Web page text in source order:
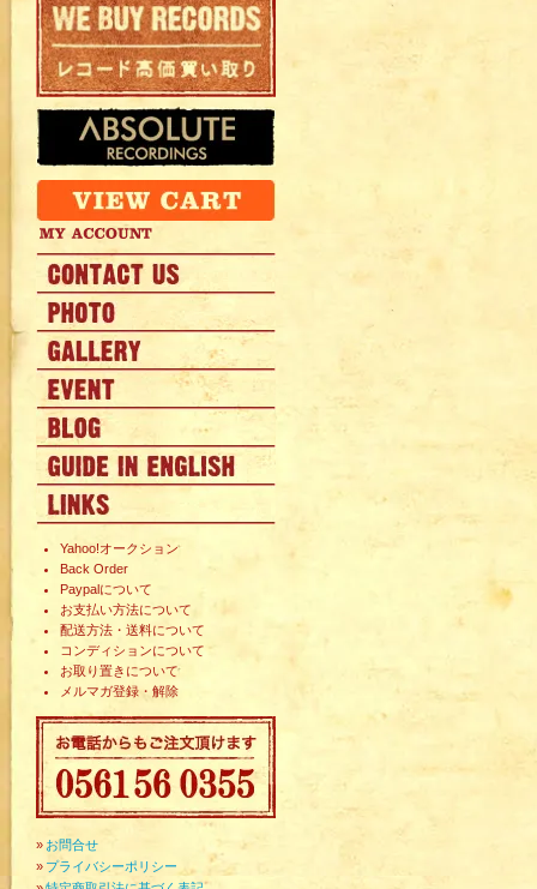
Yahoo!オークション
Back Order
Paypalについて
お支払い方法について
配送方法・送料について
コンディションについて
お取り置きについて
メルマガ登録・解除
» お問合せ
» プライバシーポリシー